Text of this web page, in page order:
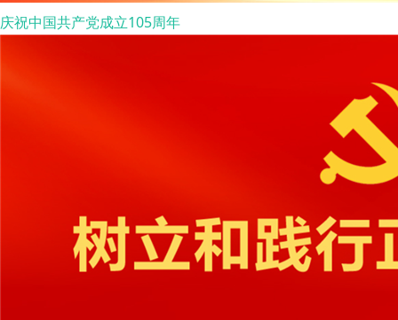
庆祝中国共产党成立105周年